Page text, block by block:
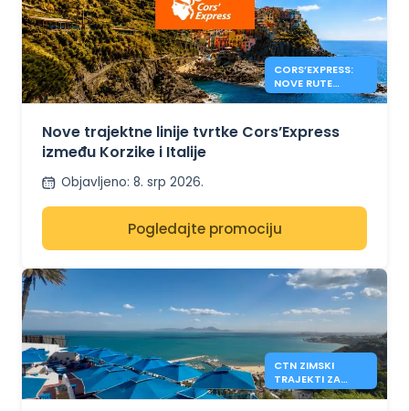
CORS’EXPRESS:
NOVE RUTE
KORZIKA –
Nove trajektne linije tvrtke Cors’Express
između Korzike i Italije
Objavljeno: 8. srp 2026.
Pogledajte promociju
CTN ZIMSKI
TRAJEKTI ZA
TUNIS IZ